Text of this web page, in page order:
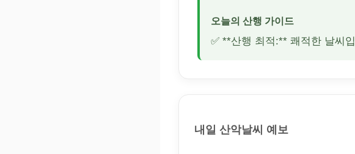
오늘의 산행 가이드
✅ **산행 최적:** 쾌적한 날씨
내일 산악날씨 예보